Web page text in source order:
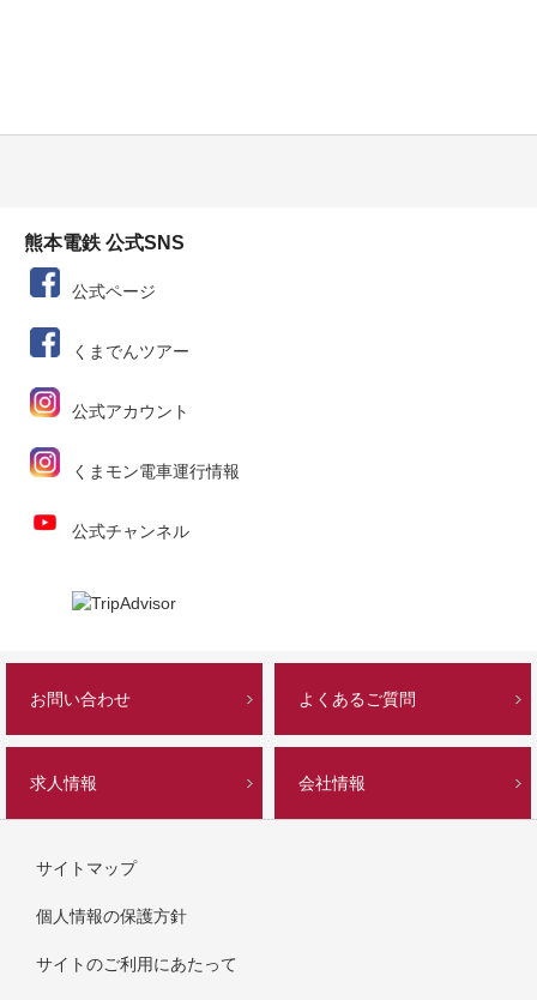
熊本電鉄 公式SNS
公式ページ
くまでんツアー
公式アカウント
くまモン電車運行情報
公式チャンネル
お問い合わせ よくあるご質問
求人情報 会社情報
サイトマップ
個人情報の保護方針
サイトのご利用にあたって